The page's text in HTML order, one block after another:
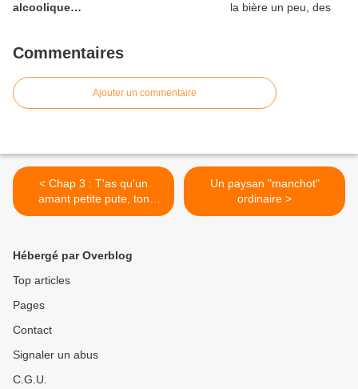
alcoolique…
Commentaires
Ajouter un commentaire
< Chap 3 : T'as qu'un
amant petite pute, ton
plumeau...
Un paysan "manchot"
ordinaire >
Hébergé par Overblog
Top articles
Pages
Contact
Signaler un abus
C.G.U.